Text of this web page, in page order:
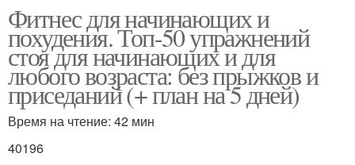
Фитнес для начинающих и
похудения. Топ-50 упражнений
стоя для начинающих и для
любого возраста: без прыжков и
приседаний (+ план на 5 дней)
Время на чтение: 42 мин
40196